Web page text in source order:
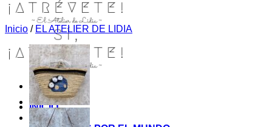
INICIO
TIENDA
Inicio / EL ATELIER DE LIDIA